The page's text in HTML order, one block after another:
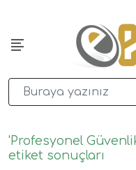
'Profesyonel
etiket sonuçları